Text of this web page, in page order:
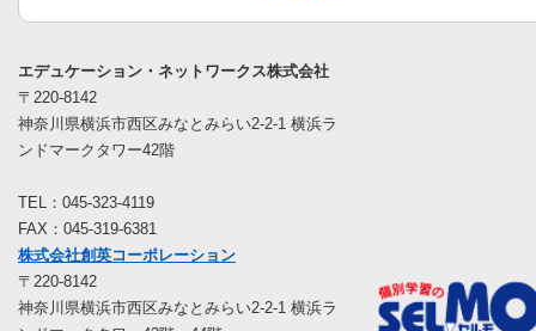
エデュケーション・ネットワークス株式会社
〒220-8142
神奈川県横浜市西区みなとみらい2-2-1 横浜ラ
ンドマークタワー42階
TEL：045-323-4119
FAX：045-319-6381
株式会社創英コーポレーション
〒220-8142
神奈川県横浜市西区みなとみらい2-2-1 横浜ラ